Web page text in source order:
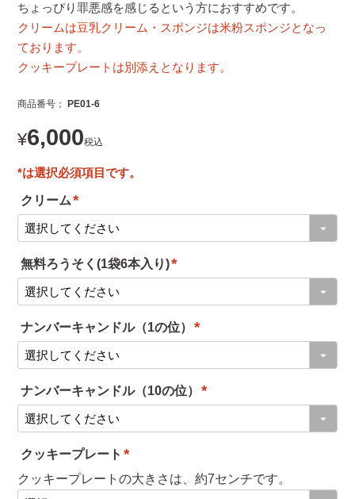
ちょっぴり罪悪感を感じるという方におすすめです。
クリームは豆乳クリーム・スポンジは米粉スポンジとなっ
ております。
クッキープレートは別添えとなります。
商品番号 PE01-6
¥6,000税込
クリーム
(
必
須
)
無料ろうそく(1袋6本入り)
必
須
ナンバーキャンドル（1の位）
必
須
ナンバーキャンドル（10の位）
必
)
クッキープレート
(
クッキープレートの大きさは、約7センチです。